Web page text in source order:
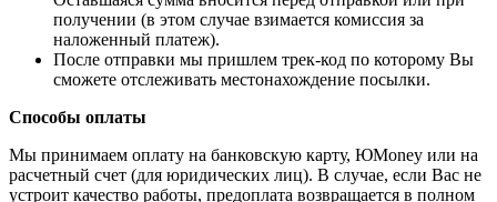
получении (в этом случае взимается комиссия за
наложенный платеж).
После отправки мы пришлем трек-код по которому Вы
сможете отслеживать местонахождение посылки.
Способы оплаты
Мы принимаем оплату на банковскую карту, ЮMoney или на
расчетный счет (для юридических лиц). В случае, если Вас не
устроит качество работы, предоплата возвращается в полном